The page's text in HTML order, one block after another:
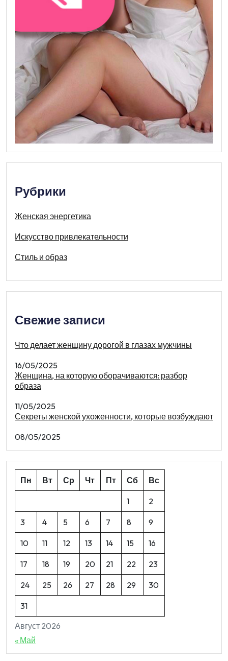
Рубрики
Женская энергетика
Искусство привлекательности
Стиль и образ
Свежие записи
Что делает женщину дорогой в глазах мужчины
16/05/2025
Женщина, на которую оборачиваются: разбор
образа
11/05/2025
Секреты женской ухоженности, которые возбуждают
08/05/2025
Август 2026
Пн Вт Ср Чт Пт Сб Вс
1 2
3 4 5 6 7 8 9
10 11 12 13 14 15 16
17 18 19 20 21 22 23
24 25 26 27 28 29 30
31
« Май